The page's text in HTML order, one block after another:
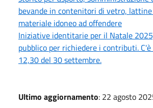
bevande in contenitori di vetro,
materiale idoneo ad offendere
Iniziative identitarie per il Natale
pubblico per richiedere i contributi.
12,30 del 30 settembre.
Ultimo aggiornamento: 22 agosto